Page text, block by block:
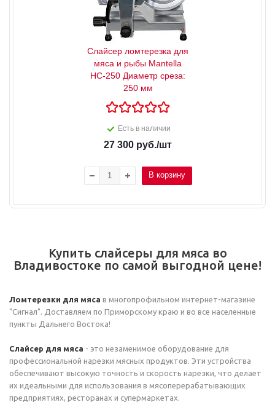
Слайсер ломтерезка для
мяса и рыбы Mantella
HC-250 Диаметр среза:
250 мм
Есть в наличии
27 300 руб./шт
В корзину
Купить слайсеры для мяса во
Владивостоке по самой выгодной цене!
Ломтерезки для мяса в многопрофильном интернет-магазине
"Сигнал". Доставляем по Приморскому краю и во все населенные
пункты Дальнего Востока!
Слайсер для мяса - это незаменимое оборудование для
профессиональной нарезки мясных продуктов. Эти устройства
обеспечивают высокую точность и скорость нарезки, что делает
их идеальными для использования в мясоперерабатывающих
предприятиях, ресторанах и супермаркетах.